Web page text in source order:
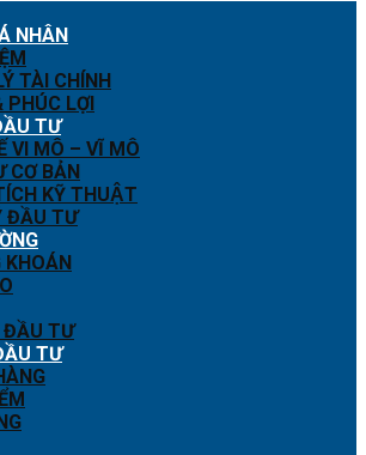
NHÂN
TÀI CHÍNH
PHÚC LỢI
TƯ
VI MÔ – VĨ MÔ
CƠ BẢN
KỸ THUẬT
ĐẦU TƯ
KHOÁN
ĐẦU TƯ
TƯ